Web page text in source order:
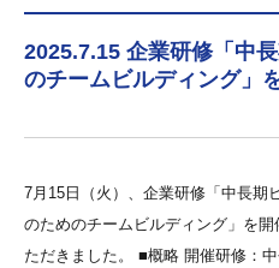
2025.7.15 企業研修「中
のチームビルディング」
7月15日（火）、企業研修「中長期
のためのチームビルディング」を開
ただきました。 ■概略 開催研修：